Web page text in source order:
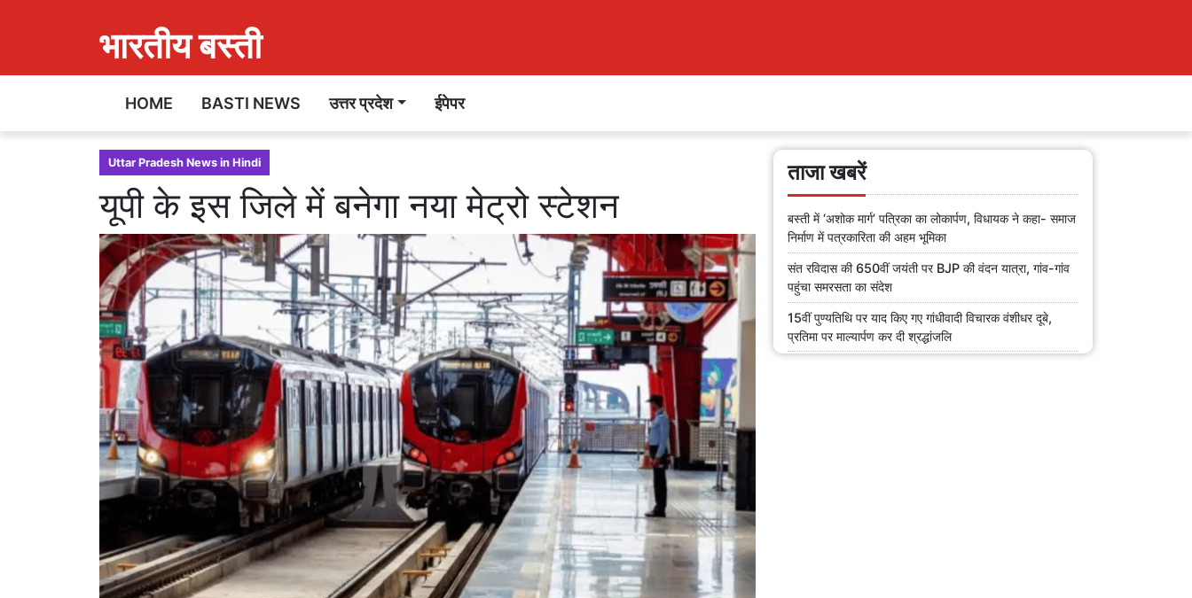
भारतीय बस्ती
HOME BASTI NEWS उत्तर प्रदेश ईपेपर
Uttar Pradesh News in Hindi
यूपी के इस जिले में बनेगा नया मेट्रो स्टेशन
ताजा खबरें
बस्ती में ‘अशोक मार्ग’ पत्रिका का लोकार्पण, विधायक ने कहा- समाज
निर्माण में पत्रकारिता की अहम भूमिका
संत रविदास की 650वीं जयंती पर BJP की वंदन यात्रा, गांव-गांव
पहुंचा समरसता का संदेश
15वीं पुण्यतिथि पर याद किए गए गांधीवादी विचारक वंशीधर दूबे,
प्रतिमा पर माल्यार्पण कर दी श्रद्धांजलि